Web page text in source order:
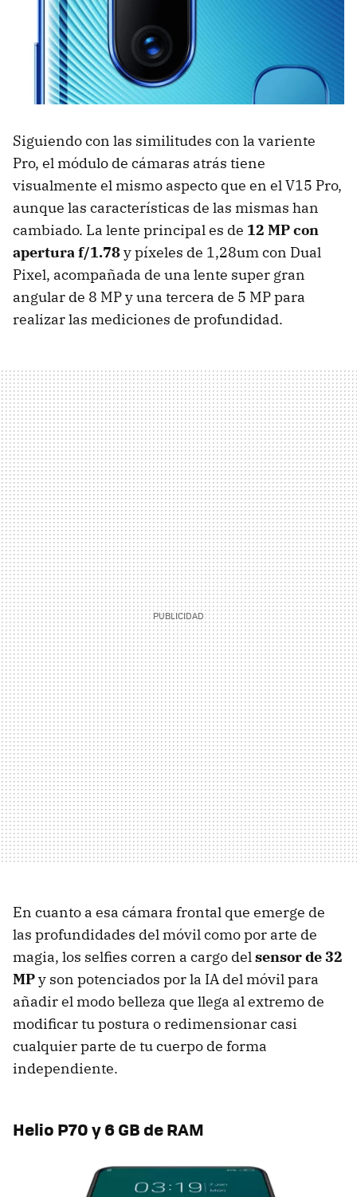
Siguiendo con las similitudes con la variente
Pro, el módulo de cámaras atrás tiene
visualmente el mismo aspecto que en el V15 Pro,
aunque las características de las mismas han
cambiado. La lente principal es de 12 MP con
apertura f/1.78y píxeles de 1,28um con Dual
Pixel, acompañada de una lente super gran
angular de 8 MP y una tercera de 5 MP para
realizar las mediciones de profundidad.
En cuanto a esa cámara frontal que emerge de
las profundidades del móvil como por arte de
magia, los selfies corren a cargo delsensor de 32
MPy son potenciados por la IA del móvil para
añadir el modo belleza que llega al extremo de
modificar tu postura o redimensionar casi
cualquier parte de tu cuerpo de forma
independiente.
Helio P70 y 6 GB de RAM